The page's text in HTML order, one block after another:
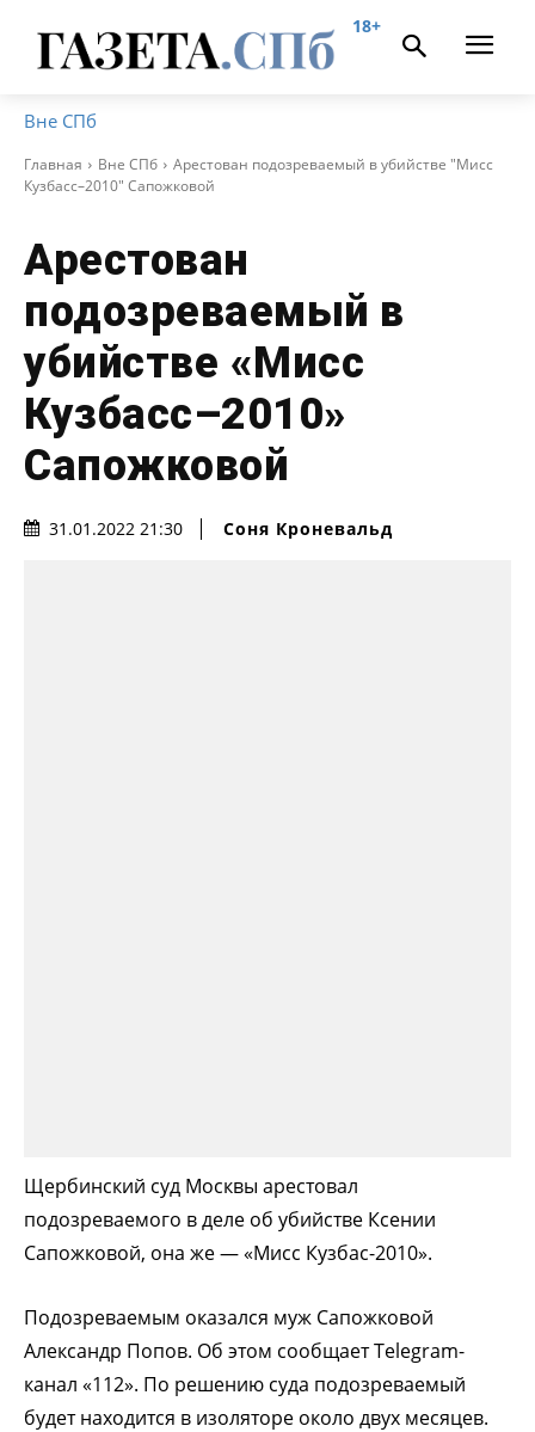
18+
Вне СПб
Главная Вне СПб
Арестован подозреваемый в убийстве "Мисс
Кузбасс–2010" Сапожковой
Арестован
подозреваемый в
убийстве «Мисс
Кузбасс–2010»
Сапожковой
31.01.2022 21:30 Соня Кроневальд
Щербинский суд Москвы арестовал
подозреваемого в деле об убийстве Ксении
Сапожковой, она же — «Мисс Кузбас-2010».
Подозреваемым оказался муж Сапожковой
Александр Попов. Об этом сообщает Telegram-
канал «112». По решению суда подозреваемый
будет находится в изоляторе около двух месяцев.